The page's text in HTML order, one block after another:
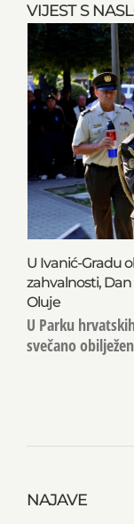
VIJEST S
U Ivanić-Gradu
zahvalnosti,
Oluje
U Parku
svečano obilježen
NAJAVE